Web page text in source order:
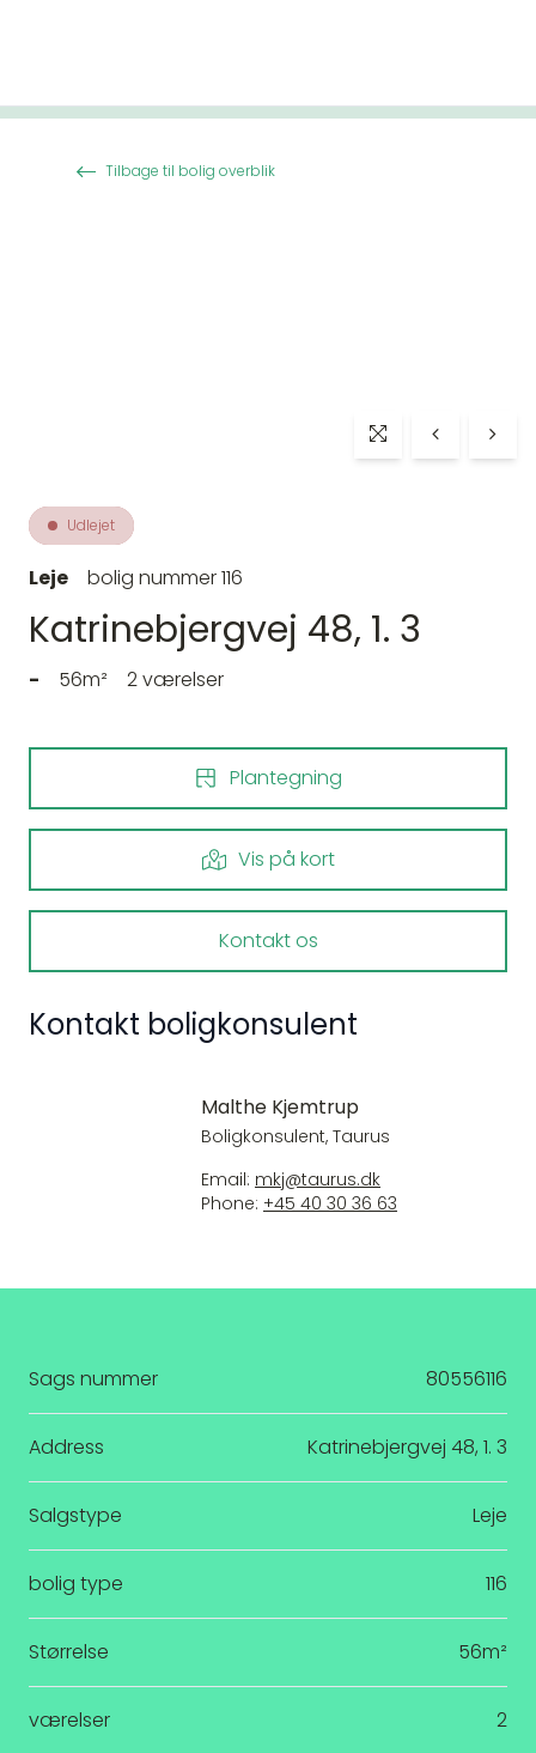
Tilbage til bolig overblik
Udlejet
Leje bolig nummer 116
Katrinebjergvej 48, 1. 3
- 56m² 2 værelser
Plantegning
Vis på kort
Kontakt os
Kontakt boligkonsulent
Malthe Kjemtrup
Boligkonsulent, Taurus
Email: mkj@taurus.dk
Phone: +45 40 30 36 63
Sags nummer 80556116
Address Katrinebjergvej 48, 1. 3
Salgstype Leje
bolig type 116
Størrelse 56m²
værelser 2